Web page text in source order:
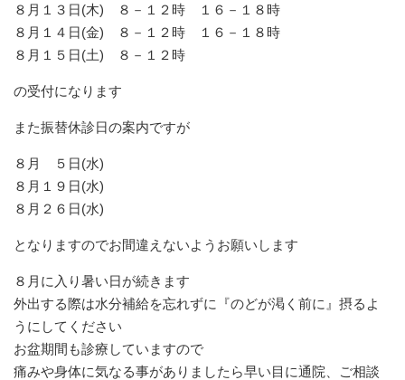
８月１３日(木) ８－１２時 １６－１８時
８月１４日(金) ８－１２時 １６－１８時
８月１５日(土) ８－１２時
の受付になります
また振替休診日の案内ですが
８月 ５日(水)
８月１９日(水)
８月２６日(水)
となりますのでお間違えないようお願いします
８月に入り暑い日が続きます
外出する際は水分補給を忘れずに『のどが渇く前に』摂るよ
うにしてください
お盆期間も診療していますので
痛みや身体に気なる事がありましたら早い目に通院、ご相談